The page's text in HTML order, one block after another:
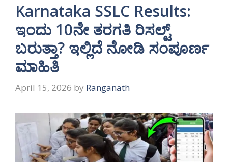
Karnataka SSLC Results:
ಇಂದು 10ನೇ ತರಗತಿ ರಿಸಲ್ಟ್
ಬರುತ್ತಾ? ಇಲ್ಲಿದೆ ನೋಡಿ ಸಂಪೂರ್ಣ
ಮಾಹಿತಿ
April 15, 2026 by Ranganath